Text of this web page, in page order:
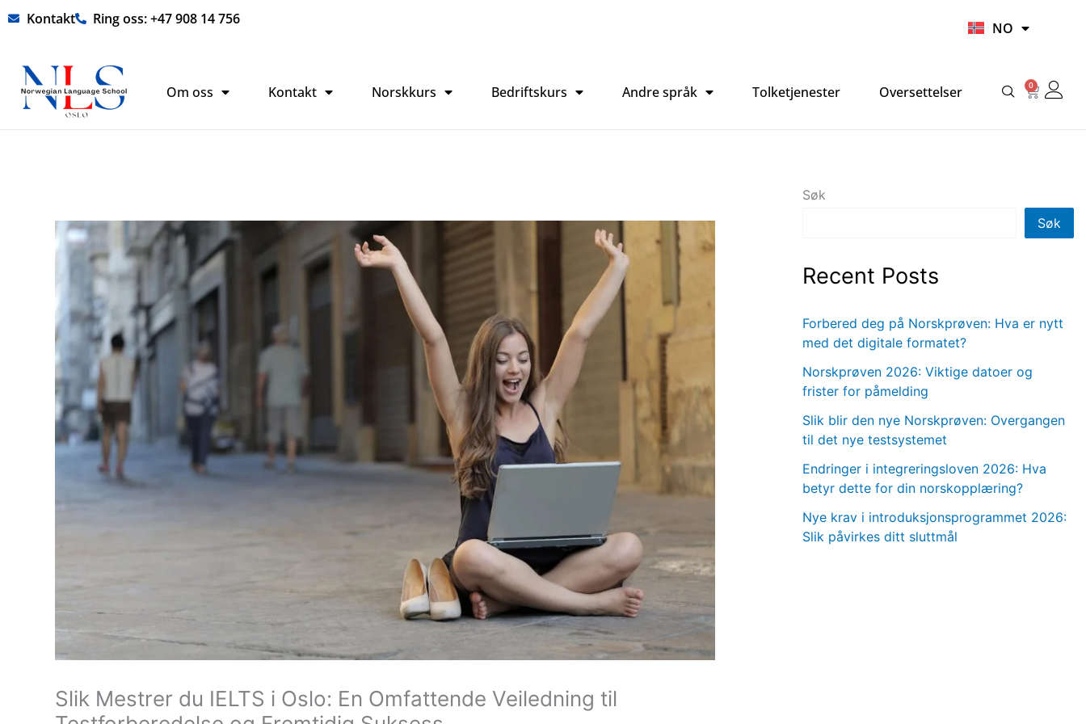
Hopp
innholdet
Kontakt Ring oss: +47 908 14 756
NO
HI
Om oss Kontakt Norskkurs Bedriftskurs Andre språk Tolketjenester Oversettelser 0
Slik Mestrer du IELTS i Oslo: En Omfattende Veiledning til
Søk
Søk
Recent Posts
Forbered deg på Norskprøven: Hva er nytt
med det digitale formatet?
Norskprøven 2026: Viktige datoer og
frister for påmelding
Slik blir den nye Norskprøven: Overgangen
til det nye testsystemet
Endringer i integreringsloven 2026: Hva
betyr dette for din norskopplæring?
Nye krav i introduksjonsprogrammet 2026:
Slik påvirkes ditt sluttmål